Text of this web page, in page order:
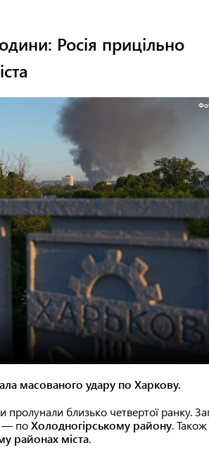
Росія прицільно
масованого удару по Харкову.
близько четвертої ранку.
— поХолодногірському району.
районах міста.